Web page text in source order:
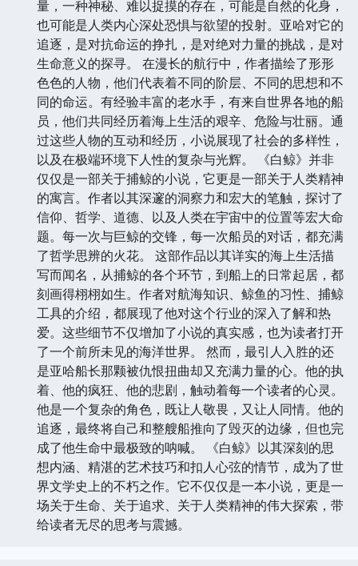
量，一种神秘、难以捉摸的存在，可能是自然的化身，
也可能是人类内心深处恐惧与欲望的投射。亚哈对它的
追逐，是对抗命运的挣扎，是对绝对力量的挑战，是对
生命意义的探寻。 在漫长的航行中，作者描绘了形形
色色的人物，他们代表着不同的阶层、不同的思想和不
同的命运。有经验丰富的老水手，有来自世界各地的船
员，他们共同经历着海上生活的艰辛、危险与壮丽。通
过这些人物的互动和经历，小说展现了社会的多样性，
以及在极端环境下人性的复杂与光辉。 《白鲸》并非
仅仅是一部关于捕鲸的小说，它更是一部关于人类精神
的寓言。作者以其深邃的洞察力和宏大的笔触，探讨了
信仰、哲学、道德、以及人类在宇宙中的位置等宏大命
题。每一次与巨鲸的交锋，每一次船员的对话，都充满
了哲学思辨的火花。 这部作品以其详实的海上生活描
写而闻名，从捕鲸的各个环节，到船上的日常起居，都
刻画得栩栩如生。作者对航海知识、鲸鱼的习性、捕鲸
工具的介绍，都展现了他对这个行业的深入了解和热
爱。这些细节不仅增加了小说的真实感，也为读者打开
了一个前所未见的海洋世界。 然而，最引人入胜的还
是亚哈船长那颗被仇恨扭曲却又充满力量的心。他的执
着、他的疯狂、他的悲剧，触动着每一个读者的心灵。
他是一个复杂的角色，既让人敬畏，又让人同情。他的
追逐，最终将自己和整艘船推向了毁灭的边缘，但也完
成了他生命中最极致的呐喊。 《白鲸》以其深刻的思
想内涵、精湛的艺术技巧和扣人心弦的情节，成为了世
界文学史上的不朽之作。它不仅仅是一本小说，更是一
场关于生命、关于追求、关于人类精神的伟大探索，带
给读者无尽的思考与震撼。